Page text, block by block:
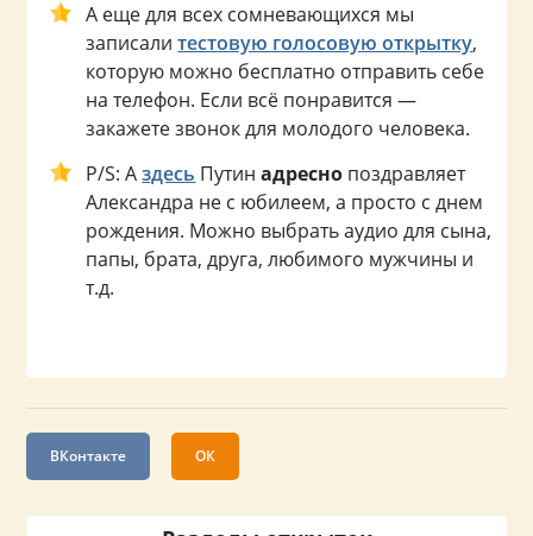
А еще для всех сомневающихся мы
записалитестовую голосовую открытку,
которую можно бесплатно отправить себе
на телефон. Если всё понравится —
закажете звонок для молодого человека.
P/S: Аздесь Путинадресно поздравляет
Александра не с юбилеем, а просто с днем
рождения. Можно выбрать аудио для сына,
папы, брата, друга, любимого мужчины и
т.д.
ВКонтакте ОК